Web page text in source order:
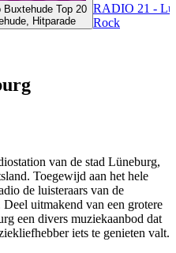
Buxtehude Top 20
Hitparade
RADIO 21 -
Rock
van de stad Lüneburg,
Toegewijd aan het hele
de luisteraars van de
uitmakend van een grotere
een divers muziekaanbod dat
iets te genieten valt.